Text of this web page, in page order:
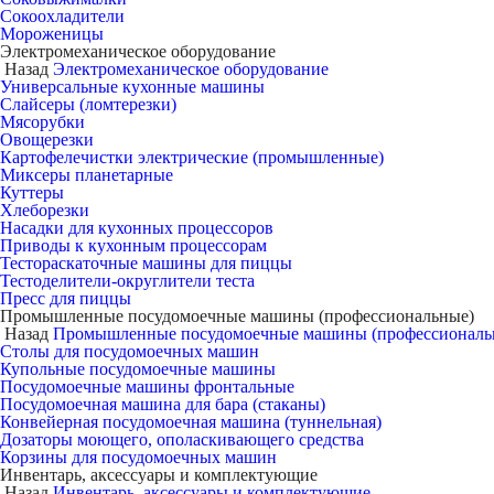
Сокоохладители
Мороженицы
Электромеханическое оборудование
Назад Электромеханическое оборудование
Универсальные кухонные машины
Слайсеры (ломтерезки)
Мясорубки
Овощерезки
Картофелечистки электрические (промышленные)
Миксеры планетарные
Куттеры
Хлеборезки
Насадки для кухонных процессоров
Приводы к кухонным процессорам
Тестораскаточные машины для пиццы
Тестоделители-округлители теста
Пресс для пиццы
Промышленные посудомоечные машины (профессиональные)
Назад Промышленные посудомоечные машины
Столы для посудомоечных машин
Купольные посудомоечные машины
Посудомоечные машины фронтальные
Посудомоечная машина для бара (стаканы)
Конвейерная посудомоечная машина (туннельная)
Дозаторы моющего, ополаскивающего средства
Корзины для посудомоечных машин
Инвентарь, аксессуары и комплектующие